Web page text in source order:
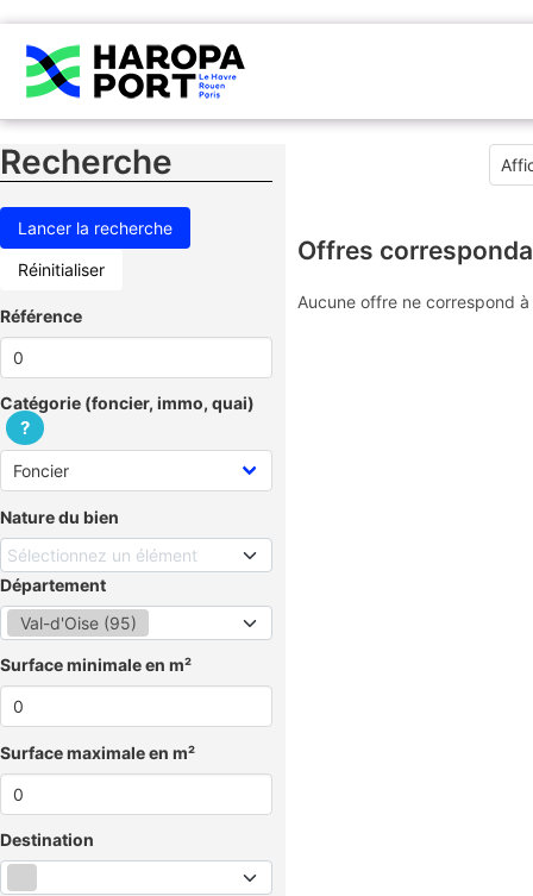
Recherche
Réinitialiser
Référence
Catégorie (foncier, immo, quai)
?
Nature du bien
Sélectionnez un élément
Département
Val-d'Oise (95)
Surface minimale en m²
Surface maximale en m²
Destination
Offres
Aucune offre ne correspond